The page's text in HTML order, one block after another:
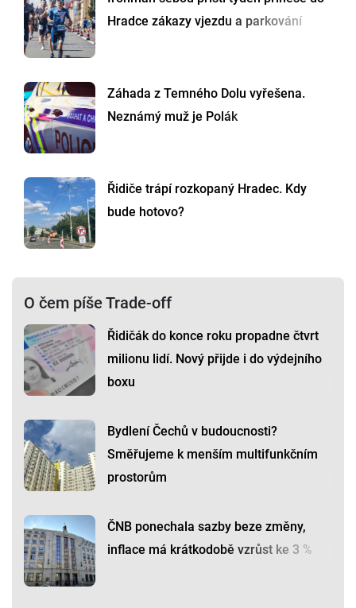
Hradce zákazy vjezdu a parkování
Záhada z Temného Dolu vyřešena.
Neznámý muž je Polák
Řidiče trápí rozkopaný Hradec. Kdy
bude hotovo?
O čem píše Trade-off
Řidičák do konce roku propadne čtvrt
milionu lidí. Nový přijde i do výdejního
boxu
Bydlení Čechů v budoucnosti?
Směřujeme k menším multifunkčním
prostorům
ČNB ponechala sazby beze změny,
inflace má krátkodobě vzrůst ke 3 %